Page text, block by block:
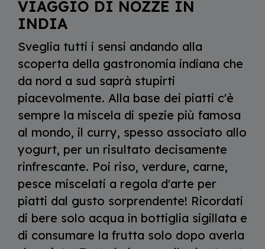
VIAGGIO DI NOZZE IN
INDIA
Sveglia tutti i sensi andando alla
scoperta della gastronomia indiana che
da nord a sud saprà stupirti
piacevolmente. Alla base dei piatti c'è
sempre la miscela di spezie più famosa
al mondo, il curry, spesso associato allo
yogurt, per un risultato decisamente
rinfrescante. Poi riso, verdure, carne,
pesce miscelati a regola d'arte per
piatti dal gusto sorprendente! Ricordati
di bere solo acqua in bottiglia sigillata e
di consumare la frutta solo dopo averla